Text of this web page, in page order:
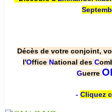
Décès de votre conjoint,
l'Office National des C
Guerre
- Cliquez